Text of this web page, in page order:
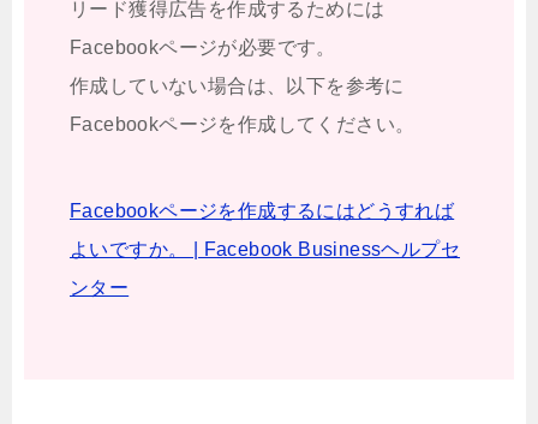
リード獲得広告を作成するためには
Facebookページが必要です。
作成していない場合は、以下を参考に
Facebookページを作成してください。
Facebookページを作成するにはどうすれば
よいですか。 | Facebook Businessヘルプセ
ンター